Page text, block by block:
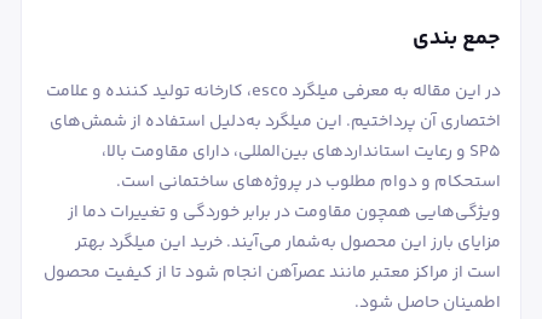
جمع بندی
در این مقاله به معرفی میلگرد esco، کارخانه تولید کننده و علامت
اختصاری آن پرداختیم. این میلگرد به‌دلیل استفاده از شمش‌های
SP5 و رعایت استانداردهای بین‌المللی، دارای مقاومت بالا،
استحکام و دوام مطلوب در پروژه‌های ساختمانی است.
ویژگی‌هایی همچون مقاومت در برابر خوردگی و تغییرات دما از
مزایای بارز این محصول به‌شمار می‌آیند. خرید این میلگرد بهتر
است از مراکز معتبر مانند عصرآهن انجام شود تا از کیفیت محصول
اطمینان حاصل شود.